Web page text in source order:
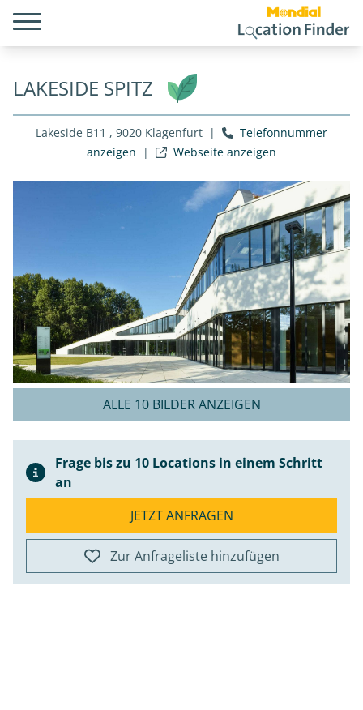
LAKESIDE SPITZ
Lakeside B11 , 9020 Klagenfurt |
Telefonnummer
anzeigen
| Webseite anzeigen
ALLE 10 BILDER ANZEIGEN
Frage bis zu 10 Locations in einem Schritt
an
JETZT ANFRAGEN
Zur Anfrageliste hinzufügen